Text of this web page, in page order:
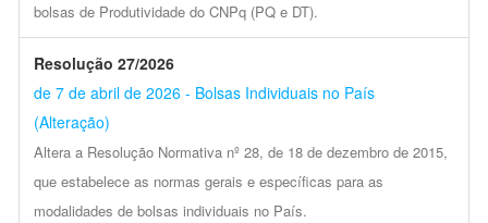
bolsas de Produtividade do CNPq (PQ e DT).
Resolução 27/2026
de 7 de abril de 2026 - Bolsas Individuais no País
(Alteração)
Altera a Resolução Normativa nº 28, de 18 de dezembro de 2015,
que estabelece as normas gerais e específicas para as
modalidades de bolsas individuais no País.